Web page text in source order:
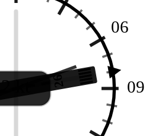
06
09
26
2 kt